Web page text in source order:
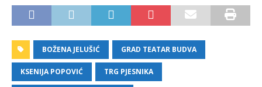
BOŽENA JELUŠIĆ GRAD TEATAR BUDVA
KSENIJA POPOVIĆ TRG PJESNIKA